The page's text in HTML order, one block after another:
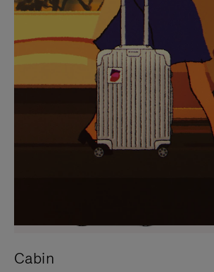
SUR
POUR
METTRE
PAUSE
VEUILLEZ
CLIQUER
POUR
RÉACTIVER
LE
SON
Cabin